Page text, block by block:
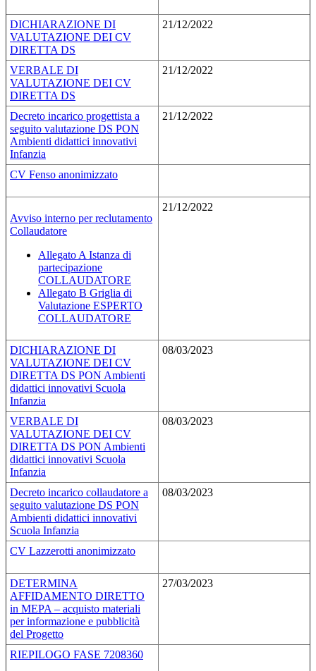
DICHIARAZIONE DI
VALUTAZIONE DEI CV
DIRETTA DS
21/12/2022
VERBALE DI
VALUTAZIONE DEI CV
DIRETTA DS
21/12/2022
Decreto incarico progettista a
seguito valutazione DS PON
Ambienti didattici innovativi
Infanzia
21/12/2022
CV Fenso anonimizzato
Avviso interno per reclutamento
Collaudatore
Allegato A Istanza di
partecipazione
COLLAUDATORE
Allegato B Griglia di
Valutazione ESPERTO
COLLAUDATORE
21/12/2022
DICHIARAZIONE DI
VALUTAZIONE DEI CV
DIRETTA DS PON Ambienti
didattici innovativi Scuola
Infanzia
08/03/2023
VERBALE DI
VALUTAZIONE DEI CV
DIRETTA DS PON Ambienti
didattici innovativi Scuola
Infanzia
08/03/2023
Decreto incarico collaudatore a
seguito valutazione DS PON
Ambienti didattici innovativi
Scuola Infanzia
08/03/2023
CV Lazzerotti anonimizzato
DETERMINA
AFFIDAMENTO DIRETTO
in MEPA – acquisto materiali
per informazione e pubblicità
del Progetto
27/03/2023
RIEPILOGO FASE 7208360